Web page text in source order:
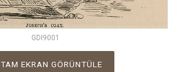
GDI9001
TAM EKRAN GÖRÜNTÜLE